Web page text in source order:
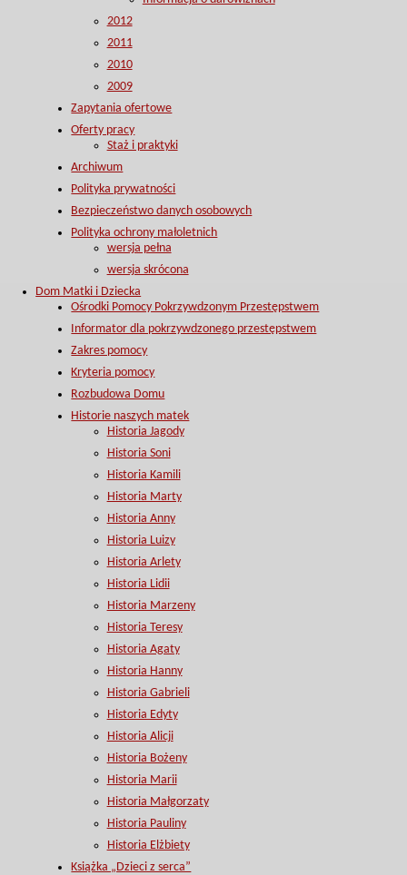
2012
2011
2010
2009
Zapytania ofertowe
Oferty pracy
Staż i praktyki
Archiwum
Polityka prywatności
Bezpieczeństwo danych osobowych
Polityka ochrony małoletnich
wersja pełna
wersja skrócona
Dom Matki i Dziecka
Ośrodki Pomocy Pokrzywdzonym Przestępstwem
Informator dla pokrzywdzonego przestępstwem
Zakres pomocy
Kryteria pomocy
Rozbudowa Domu
Historie naszych matek
Historia Jagody
Historia Soni
Historia Kamili
Historia Marty
Historia Anny
Historia Luizy
Historia Arlety
Historia Lidii
Historia Marzeny
Historia Teresy
Historia Agaty
Historia Hanny
Historia Gabrieli
Historia Edyty
Historia Alicji
Historia Bożeny
Historia Marii
Historia Małgorzaty
Historia Pauliny
Historia Elżbiety
Książka „Dzieci z serca”